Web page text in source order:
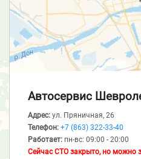
Автосервис
Адрес: ул. Пряничная, 26
Телефон: +7 (863) 322-33-40
Работает: пн-вс: 09:00 - 20:00
Сейчас СТО закрыто, но можно